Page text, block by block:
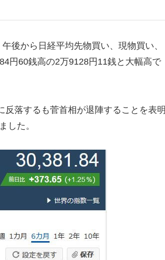
後から日経平均先物買い、現物買い、
円60銭高の2万9128円11銭と大幅高で
落するも菅首相が退陣することを表明
した。